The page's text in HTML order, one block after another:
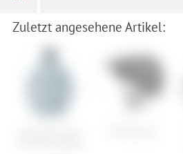
Zuletzt angesehene Artikel: